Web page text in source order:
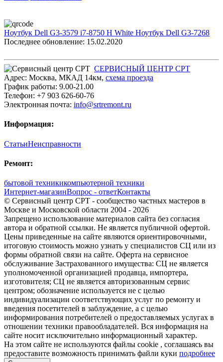
Ноутбук Dell G3-3579 i7-8750 H White Ноутбук Dell G3-7268
Последнее обновление: 15.02.2020
СЕРВИСНЫЙ ЦЕНТР СРТ
Адрес: Москва, МКАД 14км, cхема проезда
График работы: 9.00-21.00
Телефон: +7 903 626-60-76
Электронная почта: info@srtremont.ru
Информация:
СтатьиНеисправности
Ремонт:
бытовой техникикомпьютерной техники
Интернет-магазинВопрос - ответКонтакты
© Сервисный центр СРТ - сообщество частных мастеров в
Москве и Московской области 2004 - 2026
Запрещено использование материалов сайта без согласия
автора и обратной ссылки. Не является публичной офертой.
Цены приведенные на сайте являются ориентировочными,
итоговую стоимость можно узнать у специалистов СЦ или из
формы обратной связи на сайте. Оферта на сервисное
обслуживание Застрахованного имущества: СЦ не является
уполномоченной организацией продавца, импортера,
изготовителя; СЦ не является авторизованным сервис
центром; обозначение используется не с целью
индивидуализации соответствующих услуг по ремонту и
введения посетителей в заблуждение, а с целью
информирования потребителей о предоставляемых услугах в
отношении техники правообладателей. Вся информация на
сайте носит исключительно информационный характер.
На этом сайте не используются файлы cookie , соглашаясь вы
предоставите возможность принимать файли куки подробнее